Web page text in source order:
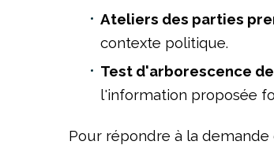
Ateliers des parties
contexte politique.
Test d'arborescence
l'information proposée
Pour répondre à la